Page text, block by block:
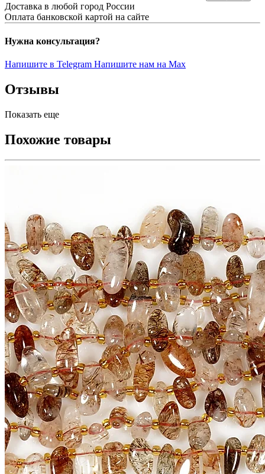
Доставка в любой город России
Оплата банковской картой на сайте
Нужна консультация?
Напишите в Telegram Напишите нам на Max
Отзывы
Показать еще
Похожие товары